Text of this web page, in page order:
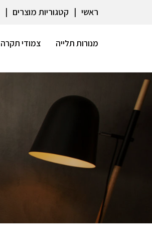
ראשי קטגוריות מוצרים
מנורות תלייה צמודי תקרה